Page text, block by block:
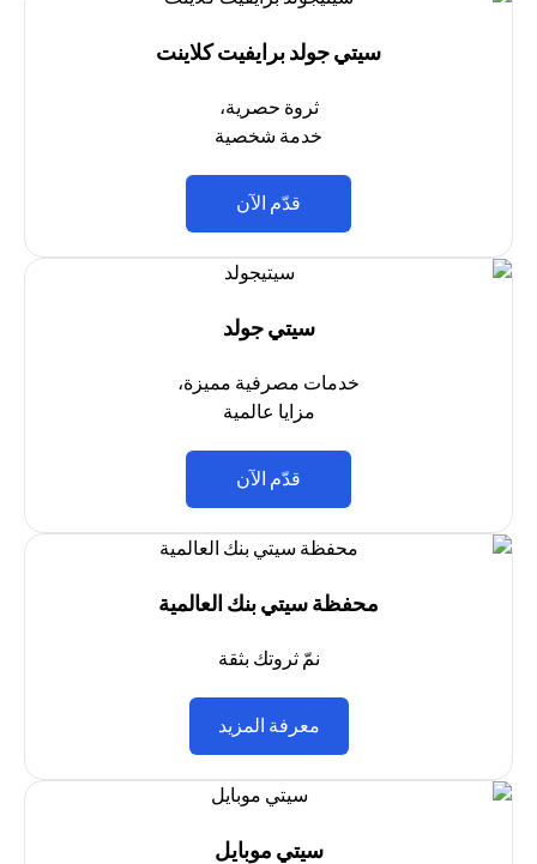
سيتي جولد برايفيت كلاينت
ثروة حصرية،
خدمة شخصية
قدّم الآن
سيتي جولد
خدمات مصرفية مميزة،
مزايا عالمية
قدّم الآن
محفظة سيتي بنك العالمية
نمّ ثروتك بثقة
معرفة المزيد
سيتي موبايل